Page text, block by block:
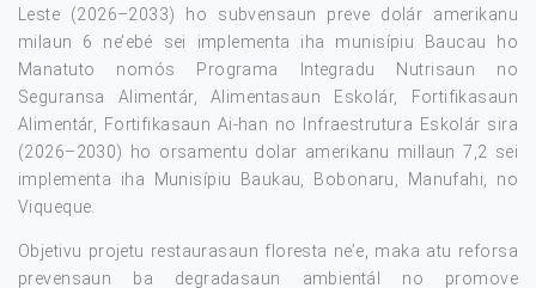
Leste (2026–2033) ho subvensaun preve dolár amerikanu
milaun 6 ne’ebé sei implementa iha munisípiu Baucau ho
Manatuto nomós Programa Integradu Nutrisaun no
Seguransa Alimentár, Alimentasaun Eskolár, Fortifikasaun
Alimentár, Fortifikasaun Ai-han no Infraestrutura Eskolár sira
(2026–2030) ho orsamentu dolar amerikanu millaun 7,2 sei
implementa iha Munisípiu Baukau, Bobonaru, Manufahi, no
Viqueque.
Objetivu projetu restaurasaun floresta ne’e, maka atu reforsa
prevensaun ba degradasaun ambientál no promove